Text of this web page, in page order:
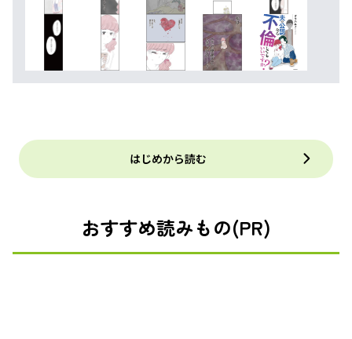
はじめから読む
おすすめ読みもの(PR)